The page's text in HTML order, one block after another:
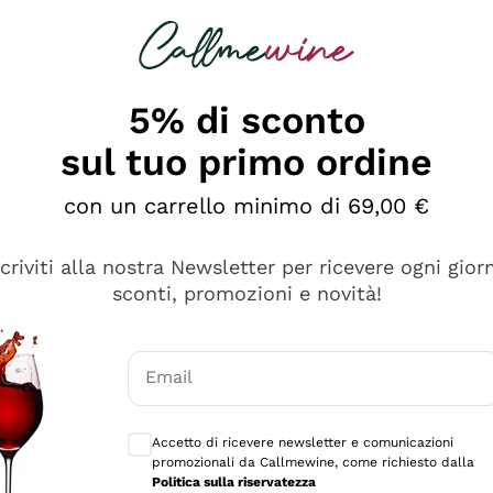
è male ma secondo me ci sono alternative che
5% di sconto
sul tuo primo ordine
con un carrello minimo di 69,00 €
alla nostra Newsletter per ricevere ogni
sconti, promozioni e novità!
Email
Accetto di ricevere newsletter e comunicazioni
promozionali da Callmewine, come richiesto dalla
Politica sulla riservatezza